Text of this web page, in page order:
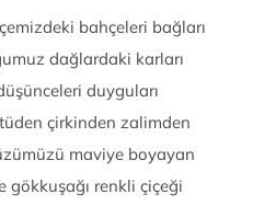
bahçeleri bağları
dağlardaki karları
duyguları
çirkinden zalimden
maviye boyayan
gökkuşağı renkli çiçeği